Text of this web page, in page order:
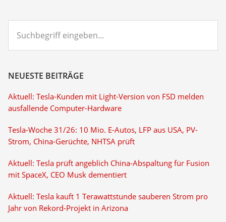
eingeben...
NEUESTE BEITRÄGE
Aktuell: Tesla-Kunden mit Light-Version von FSD melden
ausfallende Computer-Hardware
Tesla-Woche 31/26: 10 Mio. E-Autos, LFP aus USA, PV-
Strom, China-Gerüchte, NHTSA prüft
Aktuell: Tesla prüft angeblich China-Abspaltung für Fusion
mit SpaceX, CEO Musk dementiert
Aktuell: Tesla kauft 1 Terawattstunde sauberen Strom pro
Jahr von Rekord-Projekt in Arizona